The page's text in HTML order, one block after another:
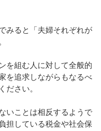
みると「夫婦それぞれが
を組む人に対して全般的
を追求しながらもなるべ
ださい。
いことは相反するようで
担している税金や社会保